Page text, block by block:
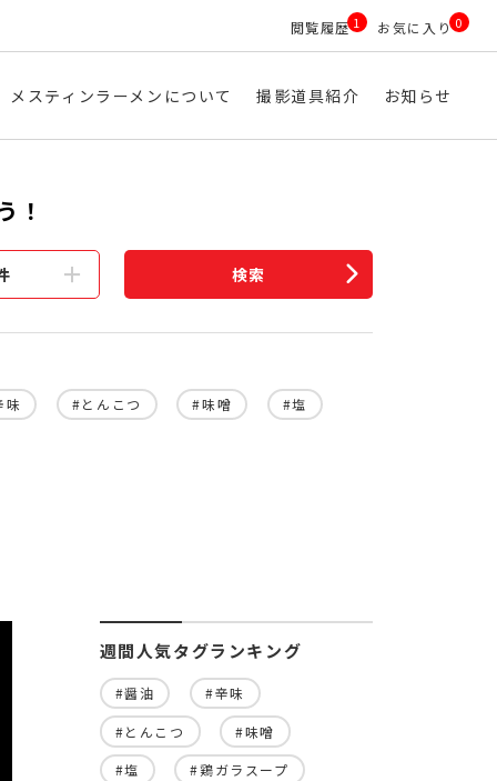
閲覧履歴1 お気に入り0
メスティンラーメンについて 撮影道具紹介 お知らせ
！
検索
味 #とんこつ #味噌 #塩
週間人気タグランキング
#醤油 #辛味
#とんこつ #味噌
#塩 #鶏ガラスープ